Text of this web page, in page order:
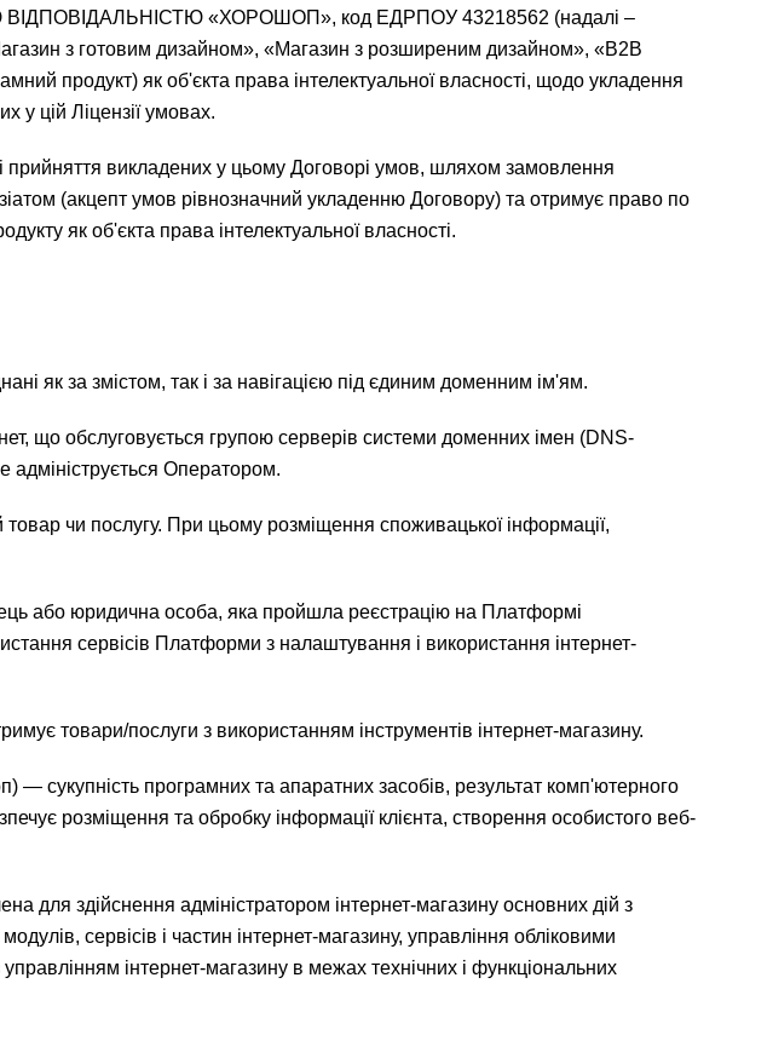
ВІДПОВІДАЛЬНІСТЮ «ХОРОШОП», код ЕДРПОУ 43218562 (надалі –
з готовим дизайном», «Магазин з розширеним дизайном», «В2В
продукт) як об'єкта права інтелектуальної власності, щодо укладення
у цій Ліцензії умовах.
прийняття викладених у цьому Договорі умов, шляхом замовлення
(акцепт умов рівнозначний укладенню Договору) та отримує право по
як об'єкта права інтелектуальної власності.
як за змістом, так і за навігацією під єдиним доменним ім'ям.
що обслуговується групою серверів системи доменних імен (DNS-
адмініструється Оператором.
чи послугу. При цьому розміщення споживацької інформації,
або юридична особа, яка пройшла реєстрацію на Платформі
сервісів Платформи з налаштування і використання інтернет-
товари/послуги з використанням інструментів інтернет-магазину.
програмних та апаратних засобів, результат комп'ютерного
розміщення та обробку інформації клієнта, створення особистого веб-
здійснення адміністратором інтернет-магазину основних дій з
сервісів і частин інтернет-магазину, управління обліковими
інтернет-магазину в межах технічних і функціональних